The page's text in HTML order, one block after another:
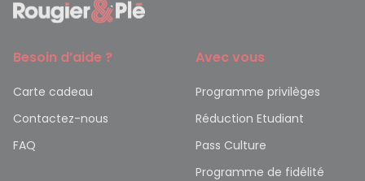
Besoin d’aide ?
Carte cadeau
Contactez-nous
FAQ
Avec vous
Programme privilèges
Réduction Etudiant
Pass Culture
Programme de fidélité